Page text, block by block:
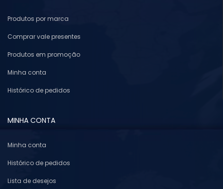
Produtos por marca
Comprar vale presentes
Produtos em promoção
Minha conta
Histórico de pedidos
MINHA CONTA
Minha conta
Histórico de pedidos
Lista de desejos